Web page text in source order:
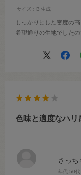
サイズ：B.生成
しっかりとした密度の高
希望通りの生地でしたの
さっち
年代:50代
色味と適度なハリ